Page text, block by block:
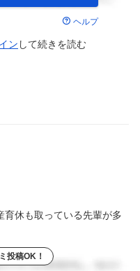
ヘルプ
ン して続きを読む
育休も取っている先輩が多
投稿OK！